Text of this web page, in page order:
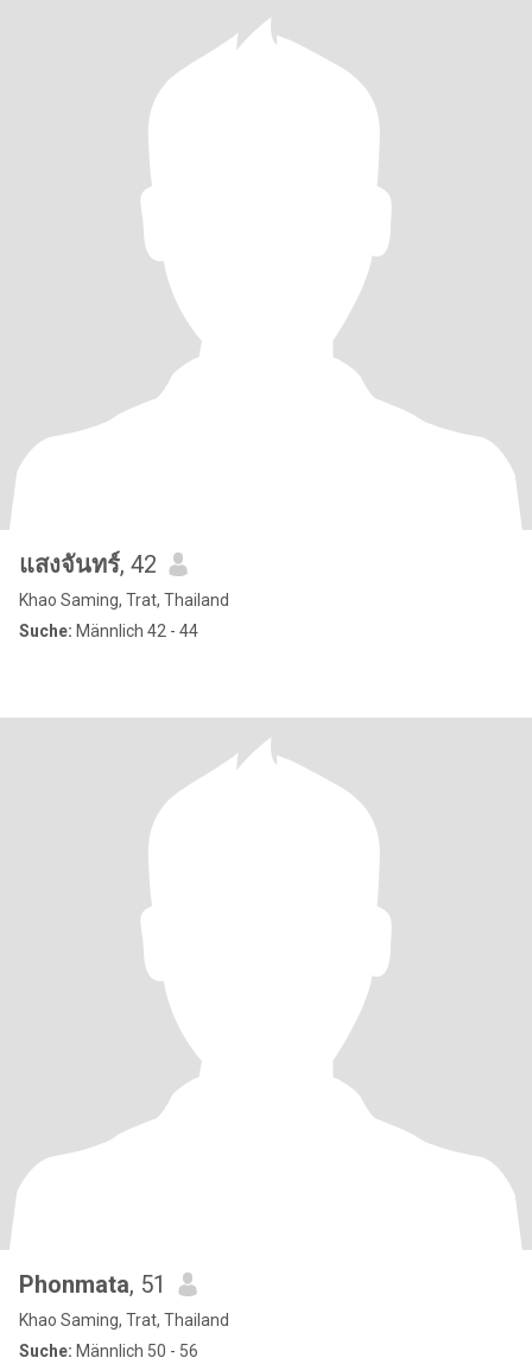
แสงจันทร์, 42
Khao Saming, Trat, Thailand
Suche: Männlich 42 - 44
Phonmata, 51
Khao Saming, Trat, Thailand
Suche: Männlich 50 - 56